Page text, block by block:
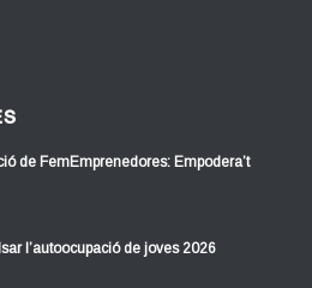
de FemEmprenedores: Empodera’t
l’autoocupació de joves 2026